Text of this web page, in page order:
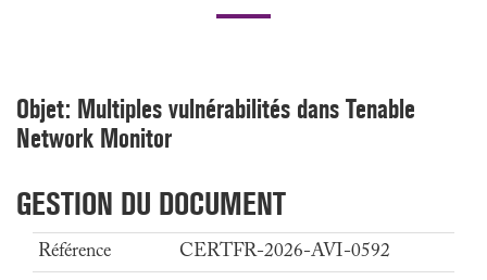
Objet: Multiples vulnérabilités dans Tenable
Network Monitor
GESTION DU DOCUMENT
Référence
CERTFR-2026-AVI-0592